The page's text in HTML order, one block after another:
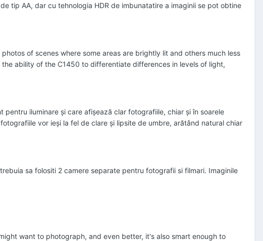
tip AA, dar cu tehnologia HDR de imbunatatire a imaginii se pot obtine
of scenes where some areas are brightly lit and others much less
ability of the C1450 to differentiate differences in levels of light,
pentru iluminare şi care afişează clar fotografiile, chiar şi în soarele
vor ieşi la fel de clare şi lipsite de umbre, arătând natural chiar
sa folositi 2 camere separate pentru fotografii si filmari. Imaginile
want to photograph, and even better, it's also smart enough to